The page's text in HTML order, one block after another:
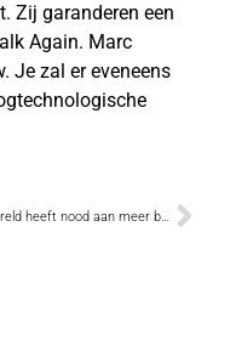
Zij garanderen een
Again. Marc
Je zal er eveneens
“De wereld heeft nood aan meer begrip en warmte”